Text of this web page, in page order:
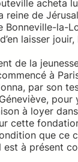
acheta
de
la-
laisser
de la
à
par son
à loyer
cette
que ce
à présent